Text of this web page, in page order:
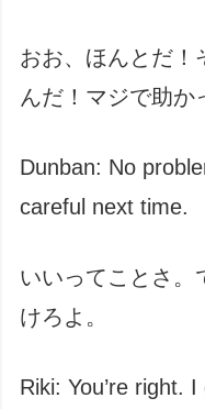
おお、ほんとだ！
んだ！マジで助か
Dunban: No
careful next time.
いいってことさ。
けろよ。
Riki: You’re right.